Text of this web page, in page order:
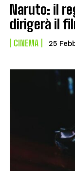
Naruto: il
dirigerà il
CINEMA 25